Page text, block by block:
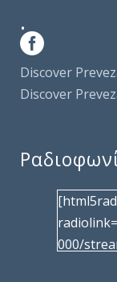
.
Discover
Discover
000/